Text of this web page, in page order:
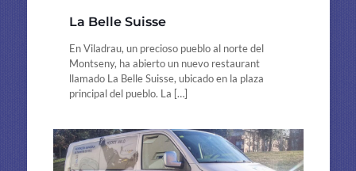
La Belle Suisse
En Viladrau, un precioso pueblo al norte del
Montseny, ha abierto un nuevo restaurant
llamado La Belle Suisse, ubicado en la plaza
principal del pueblo. La […]